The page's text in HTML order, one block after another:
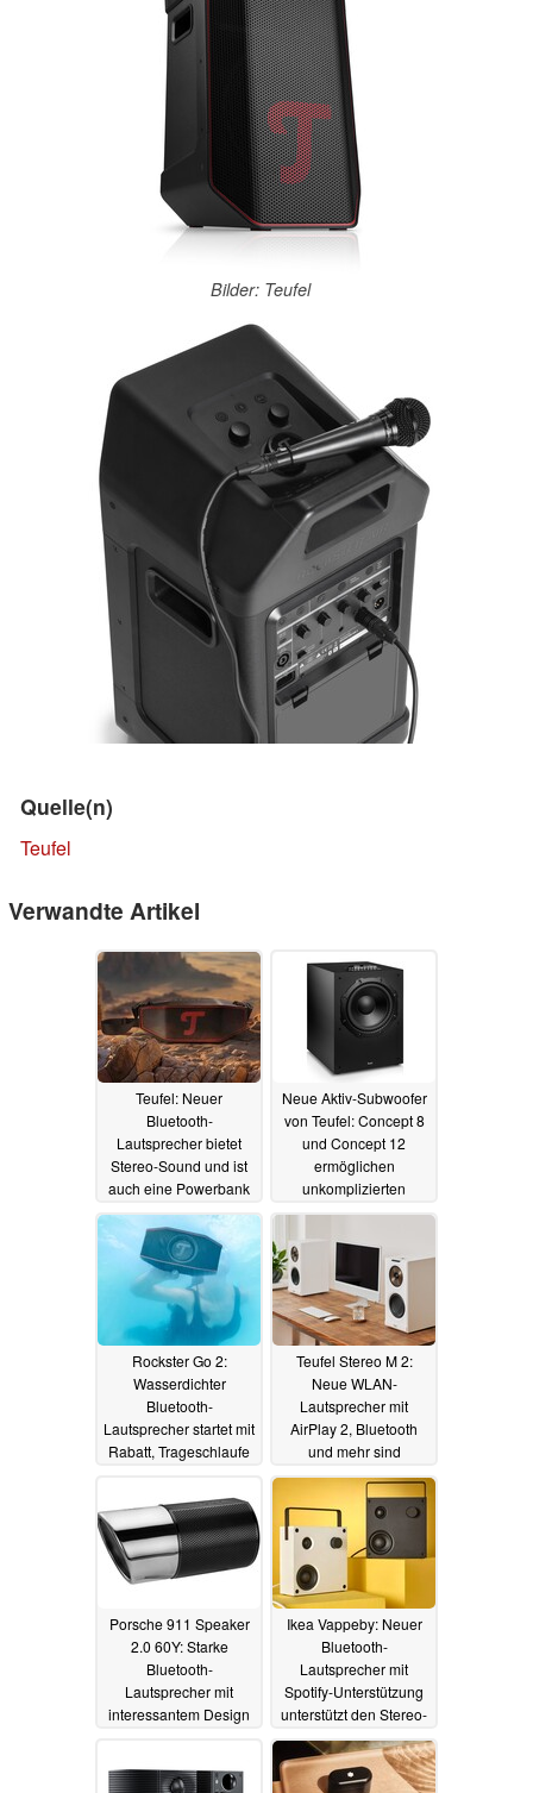
Bilder: Teufel
Quelle(n)
Teufel
Verwandte Artikel
Teufel: Neuer
Bluetooth-
Lautsprecher bietet
Stereo-Sound und ist
auch eine Powerbank
und USB-Soundkarte
08.08.2025
Neue Aktiv-Subwoofer
von Teufel: Concept 8
und Concept 12
ermöglichen
unkomplizierten
Surround-Sound
Rockster Go 2:
Wasserdichter
Bluetooth-
Lautsprecher startet mit
Rabatt, Trageschlaufe
06.02.2024
Teufel Stereo M 2:
Neue WLAN-
Lautsprecher mit
AirPlay 2, Bluetooth
und mehr sind
erhältlich19.01.2024
Porsche 911 Speaker
2.0 60Y: Starke
Bluetooth-
Lautsprecher mit
interessantem Design
tollen Sound12.10.2023
Ikea Vappeby: Neuer
Bluetooth-
Lautsprecher mit
Spotify-Unterstützung
unterstützt den Stereo-
Betrieb23.09.2023